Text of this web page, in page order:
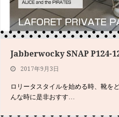
Jabberwocky SNAP P124-
2017年9月3日
ロリータスタイルを始める時、靴を
んな時に是非おすす…
We’re Jabberwocky
2017年7月27日
コルセット特集 天使と悪魔のコルセ
REINAちゃんのイン…